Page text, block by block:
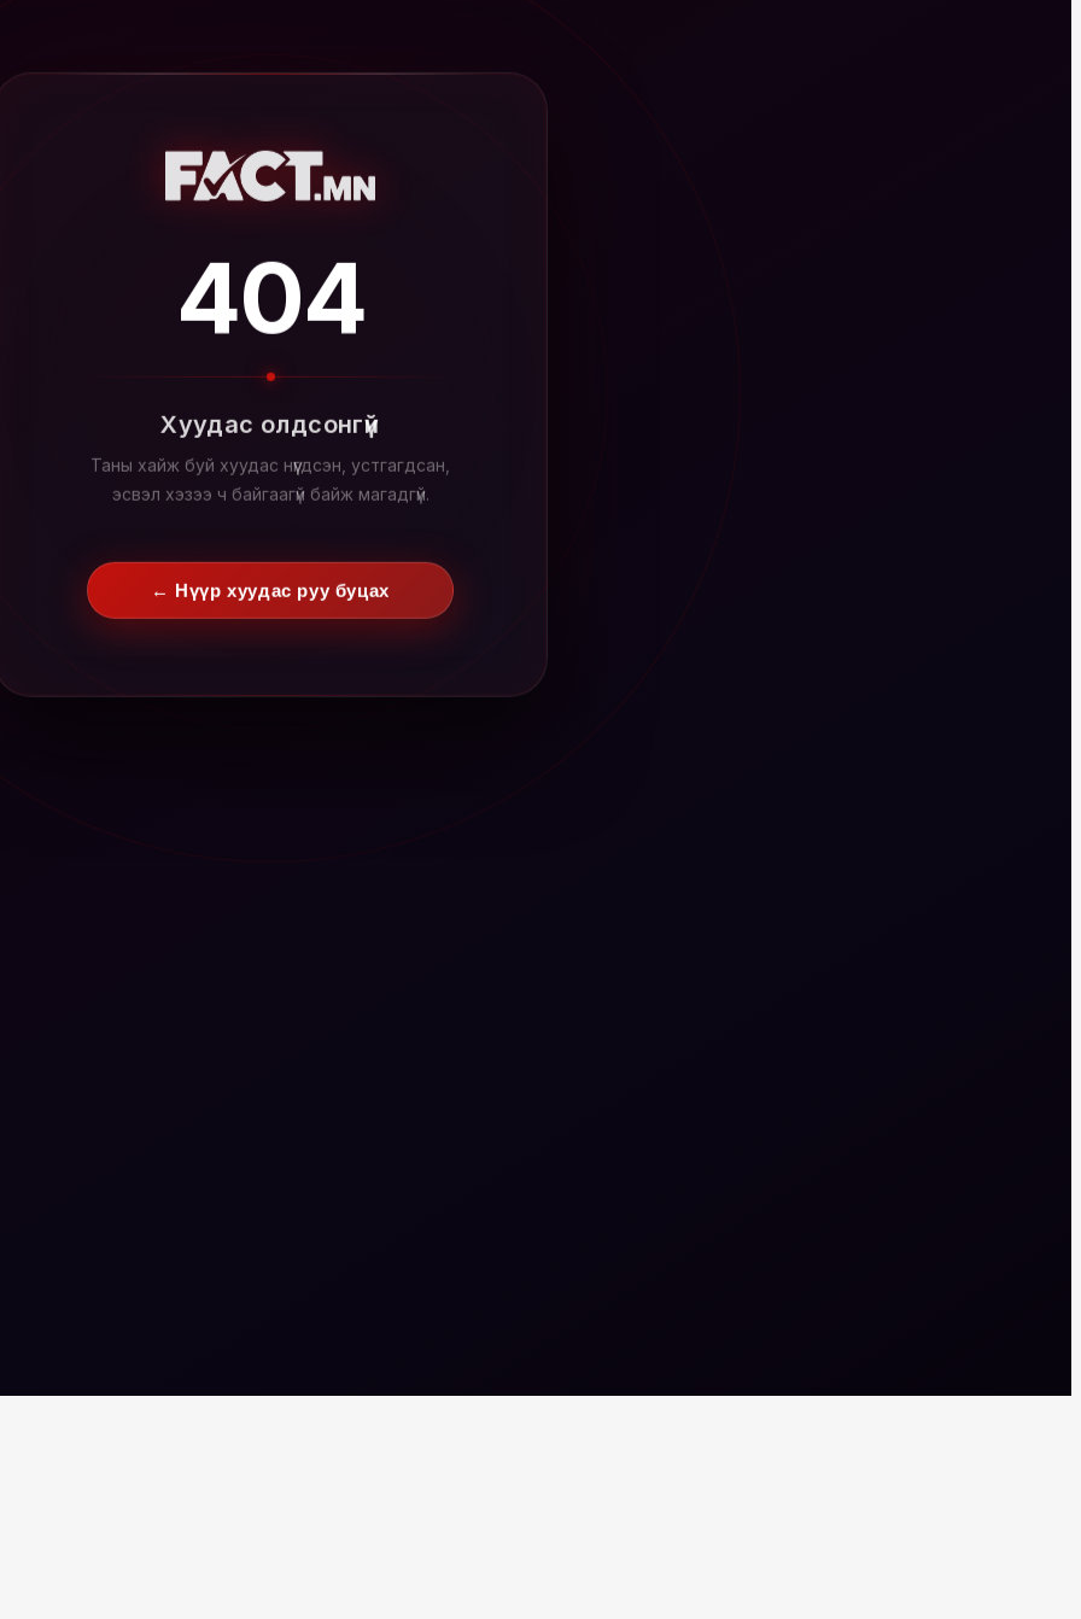
404
Хуудас олдсонгүй
Таны хайж буй хуудас нүүгдсэн, устгагдсан,
эсвэл хэзээ ч байгаагүй байж магадгүй.
← Нүүр хуудас руу буцах